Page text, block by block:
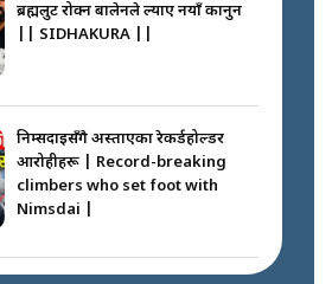
ब्रह्मलुट रोक्न बालेनले ल्याए नयाँ कानुन
|| SIDHAKURA ||
निम्सदाइसँगै अस्ताएका रेकर्डहोल्डर
आरोहीहरू | Record-breaking
climbers who set foot with
Nimsdai |